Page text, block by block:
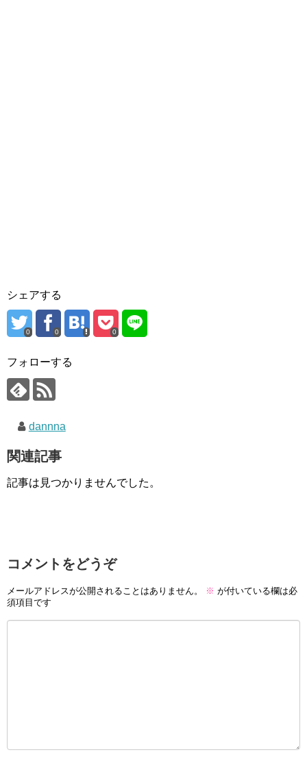
シェアする
0 0 0
フォローする
dannna
関連記事
記事は見つかりませんでした。
コメントをどうぞ
メールアドレスが公開されることはありません。 ※ が付いている欄は必
須項目です